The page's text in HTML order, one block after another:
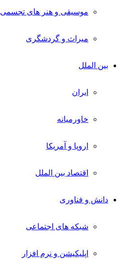
موسیقی و هنر های تجسمی
میراث و گردشگری
بین الملل
ایران
خاورمیانه
اروپا و آمریکا
اقتصاد بین الملل
دانش و فناوری
شبکه های اجتماعی
اپلیکیشن و نرم افزار